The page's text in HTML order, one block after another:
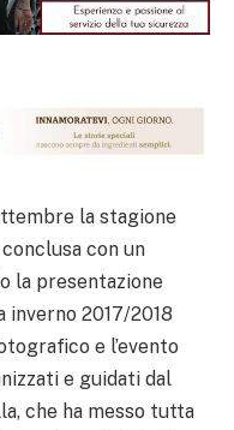
la stagione
con un
la presentazione
inverno 2017/2018
e l’evento
e guidati dal
che ha messo tutta